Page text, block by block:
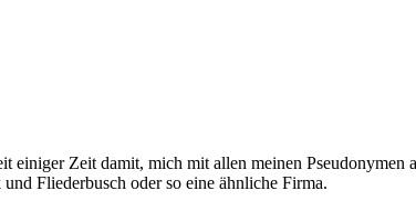
einiger Zeit damit, mich mit allen meinen
Fliederbusch oder so eine ähnliche Firma.